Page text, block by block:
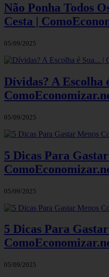
Não Ponha Todos
Cesta |
05/09/2025
Dívidas? A Escolha
05/09/2025
5 Dicas Para
05/09/2025
5 Dicas Para
05/09/2025